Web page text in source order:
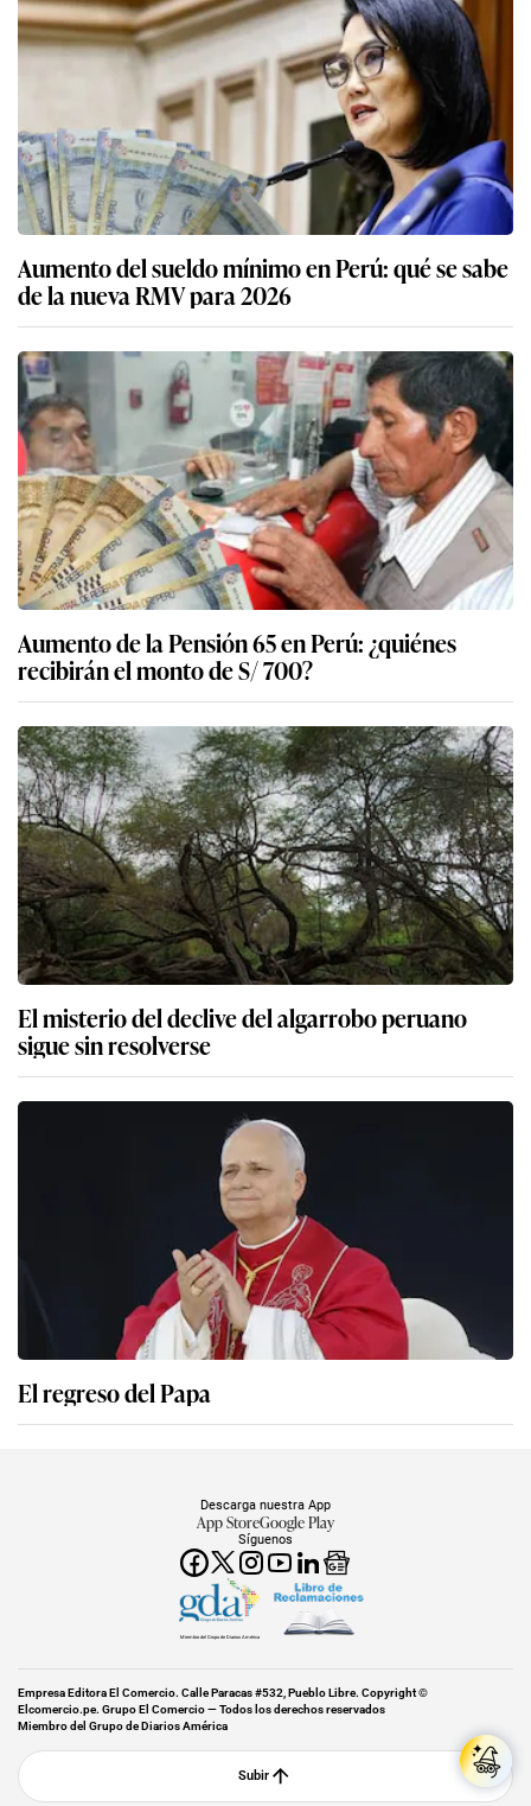
Aumento del sueldo mínimo en Perú: qué se sabe
de la nueva RMV para 2026
Aumento de la Pensión 65 en Perú: ¿quiénes
recibirán el monto de S/ 700?
El misterio del declive del algarrobo peruano
sigue sin resolverse
El regreso del Papa
Síguenos
Descarga nuestra App
App StoreGoogle Play
Miembro del Grupo de Diarios América
Empresa Editora El Comercio. Calle Paracas #532, Pueblo Libre. Copyright ©
Elcomercio.pe. Grupo El Comercio — Todos los derechos reservados
Miembro del Grupo de Diarios América
Subir